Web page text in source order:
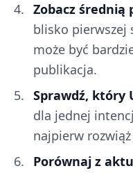
Zobacz średnią
blisko pierwszej
może być
publikacja.
Sprawdź, który
dla jednej
najpierw
Porównaj z